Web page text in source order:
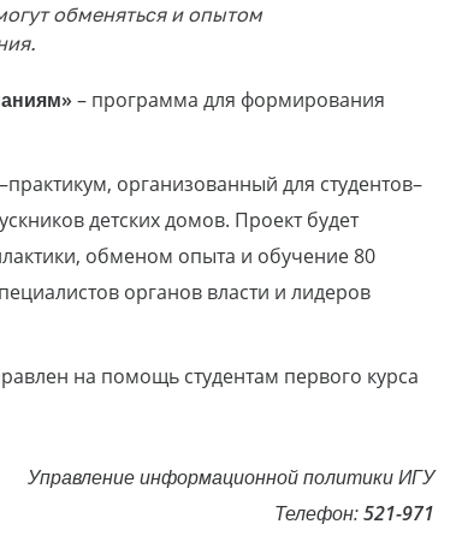
обменяться и опытом
– программа для формирования
организованный для студентов–
детских домов. Проект будет
обменом опыта и обучение 80
органов власти и лидеров
на помощь студентам первого курса
Управление информационной политики ИГУ
Телефон:521-971